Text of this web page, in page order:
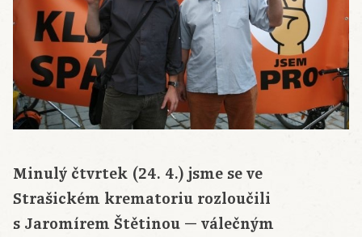
Minulý čtvrtek (24. 4.) jsme se ve
Strašickém krematoriu rozloučili
s Jaromírem Štětinou — válečným